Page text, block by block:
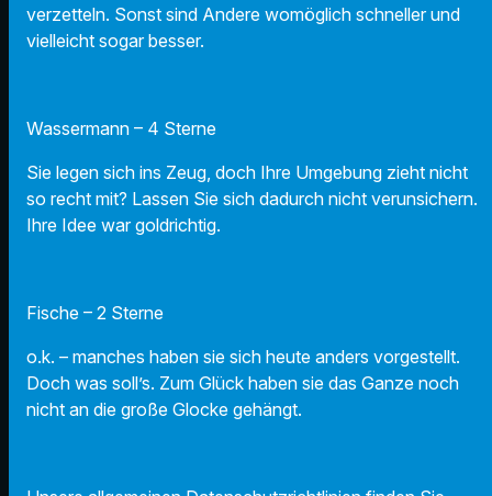
verzetteln. Sonst sind Andere womöglich schneller und
vielleicht sogar besser.
Wassermann – 4 Sterne
Sie legen sich ins Zeug, doch Ihre Umgebung zieht nicht
so recht mit? Lassen Sie sich dadurch nicht verunsichern.
Ihre Idee war goldrichtig.
Fische – 2 Sterne
o.k. – manches haben sie sich heute anders vorgestellt.
Doch was soll’s. Zum Glück haben sie das Ganze noch
nicht an die große Glocke gehängt.